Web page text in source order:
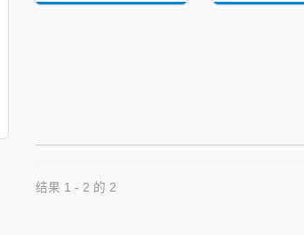
结果 1 - 2 的 2